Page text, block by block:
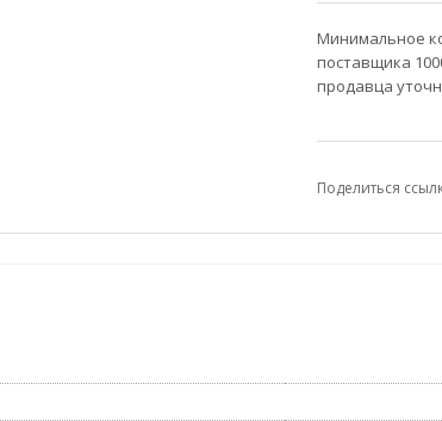
Минимальное
поставщика
продавца
Поделиться